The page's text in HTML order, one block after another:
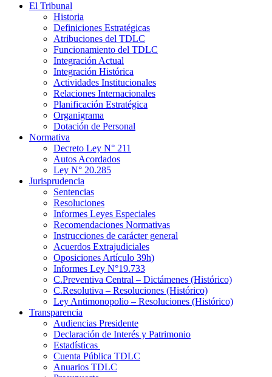
El Tribunal
Historia
Definiciones Estratégicas
Atribuciones del TDLC
Funcionamiento del TDLC
Integración Actual
Integración Histórica
Actividades Institucionales
Relaciones Internacionales
Planificación Estratégica
Organigrama
Dotación de Personal
Normativa
Decreto Ley N° 211
Autos Acordados
Ley N° 20.285
Jurisprudencia
Sentencias
Resoluciones
Informes Leyes Especiales
Recomendaciones Normativas
Instrucciones de carácter general
Acuerdos Extrajudiciales
Oposiciones Artículo 39h)
Informes Ley N°19.733
C.Preventiva Central – Dictámenes (Histórico)
C.Resolutiva – Resoluciones (Histórico)
Ley Antimonopolio – Resoluciones (Histórico)
Transparencia
Audiencias Presidente
Declaración de Interés y Patrimonio
Estadísticas
Cuenta Pública TDLC
Anuarios TDLC